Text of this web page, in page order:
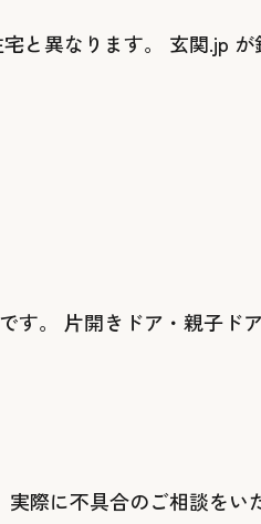
と異なります。 玄関.jp
す。 片開きドア・親子ド
際に不具合のご相談をい